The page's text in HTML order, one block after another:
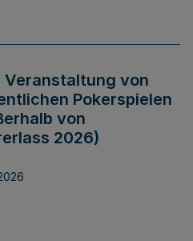
Veranstaltung von
Pokerspielen
von
2026)